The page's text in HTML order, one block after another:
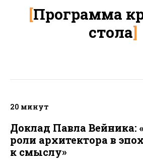
[Программа
стола]
20 минут
Доклад Павла Вейника:
роли архитектора в
к смыслу»